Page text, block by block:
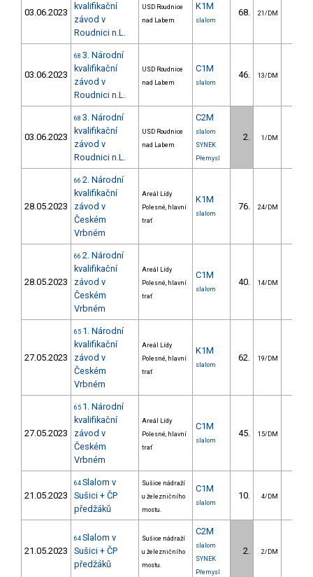
03.06.2023
kvalifikační
závod v
Roudnici n.L.
USD Roudnice
nad Labem
K1M
slalom
68. 21/DM
03.06.2023
68 3. Národní
kvalifikační
závod v
Roudnici n.L.
USD Roudnice
nad Labem
C1M
slalom
46. 13/DM
03.06.2023
68 3. Národní
kvalifikační
závod v
Roudnici n.L.
USD Roudnice
nad Labem
C2M
slalom
SYNEK
Přemysl
2. 1/DM
28.05.2023
66 2. Národní
kvalifikační
závod v
Českém
Vrbném
Areál Lídy
Polesné, hlavní
trať
K1M
slalom
76. 24/DM
28.05.2023
66 2. Národní
kvalifikační
závod v
Českém
Vrbném
Areál Lídy
Polesné, hlavní
trať
C1M
slalom
40. 14/DM
27.05.2023
65 1. Národní
kvalifikační
závod v
Českém
Vrbném
Areál Lídy
Polesné, hlavní
trať
K1M
slalom
62. 19/DM
27.05.2023
65 1. Národní
kvalifikační
závod v
Českém
Vrbném
Areál Lídy
Polesné, hlavní
trať
C1M
slalom
45. 15/DM
21.05.2023
64 Slalom v
Sušici + ČP
předžáků
Sušice nádraží
u železničního
mostu.
C1M
slalom
10. 4/DM
21.05.2023
64 Slalom v
Sušici + ČP
předžáků
Sušice nádraží
u železničního
mostu.
C2M
slalom
SYNEK
Přemysl
2. 2/DM